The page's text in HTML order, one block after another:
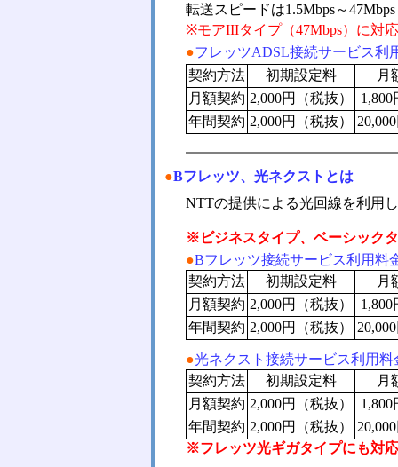
転送スピードは1.5Mbps～
※モアIIIタイプ（47Mbps）に対
●フレッツADSL接続サービス利
契約方法
初期設定料
月
月額契約 2,000円（税抜）
年間契約 2,000円（税抜）
●Bフレッツ、光ネクストとは
NTTの提供による光回線を利用
※ビジネスタイプ、ベーシック
●Bフレッツ接続サービス利用料
契約方法
初期設定料
月
月額契約 2,000円（税抜）
年間契約 2,000円（税抜）
●光ネクスト接続サービス利用料
契約方法
初期設定料
月
月額契約 2,000円（税抜）
年間契約 2,000円（税抜）
※フレッツ光ギガタイプにも対